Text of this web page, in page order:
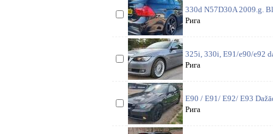
330d N57D30A 2009.g.
Рига
325i, 330i, E91/e90/e92
Рига
E90 / E91/ E92/ E93
Рига